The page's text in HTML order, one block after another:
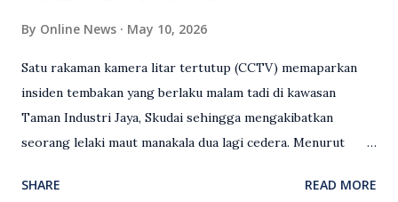
By Online News May 10, 2026
Satu rakaman kamera litar tertutup (CCTV) memaparkan
insiden tembakan yang berlaku malam tadi di kawasan
Taman Industri Jaya, Skudai sehingga mengakibatkan
seorang lelaki maut manakala dua lagi cedera. Menurut
kejadian berlaku sekitar jam 11 malam dan pihak polis
SHARE READ MORE